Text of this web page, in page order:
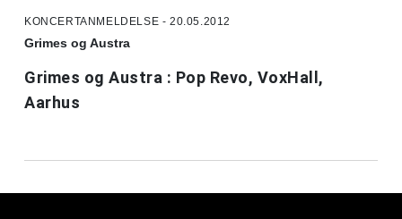
KONCERTANMELDELSE - 20.05.2012
Grimes og Austra
Grimes og Austra : Pop Revo, VoxHall,
Aarhus